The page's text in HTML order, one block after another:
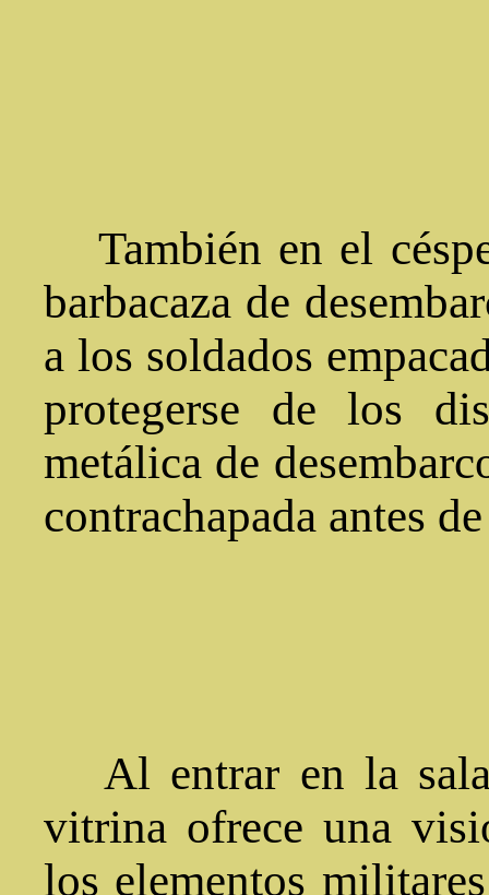
También en el
barbacaza de
a los soldados
protegerse de los
metálica de
contrachapada antes
Al entrar en la
vitrina ofrece una
los elementos